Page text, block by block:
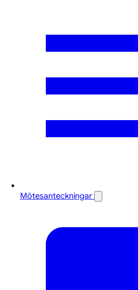
Mötesanteckningar